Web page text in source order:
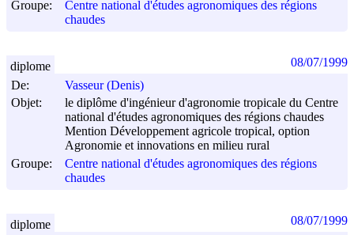
Groupe:
Centre national d'études agronomiques des régions
chaudes
De:
Vasseur (Denis)
Objet:
le diplôme d'ingénieur d'agronomie tropicale du Centre
national d'études agronomiques des régions chaudes
Mention Développement agricole tropical, option
Agronomie et innovations en milieu rural
Groupe:
Centre national d'études agronomiques des régions
chaudes
diplome 08/07/1999
diplome 08/07/1999